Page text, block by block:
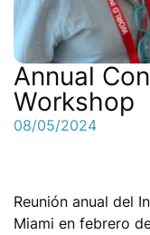
Annual
Workshop
08/05/2024
Reunión anual del
Miami en febrero